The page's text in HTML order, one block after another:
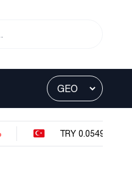
TRY 0.0549 • -0.364%